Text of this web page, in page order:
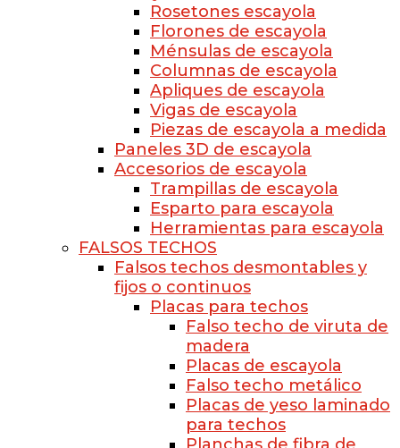
Rosetones escayola
Florones de escayola
Ménsulas de escayola
Columnas de escayola
Apliques de escayola
Vigas de escayola
Piezas de escayola a medida
Paneles 3D de escayola
Accesorios de escayola
Trampillas de escayola
Esparto para escayola
Herramientas para escayola
FALSOS TECHOS
Falsos techos desmontables y
fijos o continuos
Placas para techos
Falso techo de viruta de
madera
Placas de escayola
Falso techo metálico
Placas de yeso laminado
para techos
Planchas de fibra de